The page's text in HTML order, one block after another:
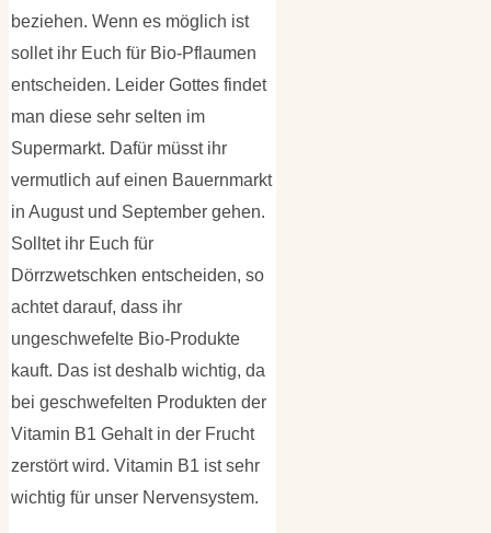
beziehen. Wenn es möglich ist
sollet ihr Euch für Bio-Pflaumen
entscheiden. Leider Gottes findet
man diese sehr selten im
Supermarkt. Dafür müsst ihr
vermutlich auf einen Bauernmarkt
in August und September gehen.
Solltet ihr Euch für
Dörrzwetschken entscheiden, so
achtet darauf, dass ihr
ungeschwefelte Bio-Produkte
kauft. Das ist deshalb wichtig, da
bei geschwefelten Produkten der
Vitamin B1 Gehalt in der Frucht
zerstört wird. Vitamin B1 ist sehr
wichtig für unser Nervensystem.